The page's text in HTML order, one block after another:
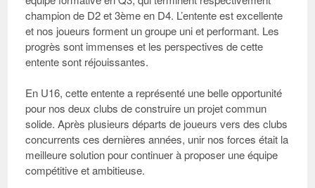
champion de D2 et 3ème en D4. L’entente est excellente
et nos joueurs forment un groupe uni et performant. Les
progrès sont immenses et les perspectives de cette
entente sont réjouissantes.
En U16, cette entente a représenté une belle opportunité
pour nos deux clubs de construire un projet commun
solide. Après plusieurs départs de joueurs vers des clubs
concurrents ces dernières années, unir nos forces était la
meilleure solution pour continuer à proposer une équipe
compétitive et ambitieuse.